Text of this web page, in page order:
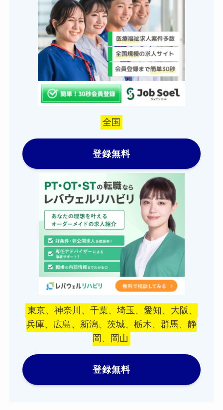
全国
登録無料
東京、神奈川、千葉、埼玉、愛知、大阪、
兵庫、広島、新潟、茨城、栃木、群馬、静
岡、岡山
登録無料